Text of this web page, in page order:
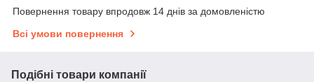
Повернення товару впродовж 14 днів за домовленістю
Всі умови повернення
Подібні товари компанії